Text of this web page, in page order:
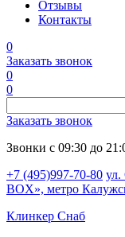
Отзывы
Контакты
0
Заказать звонок
0
0
Заказать звонок
Звонки с 09:30 до
+7 (495)997-70-80 ул.
BOX», метро
Клинкер Снаб